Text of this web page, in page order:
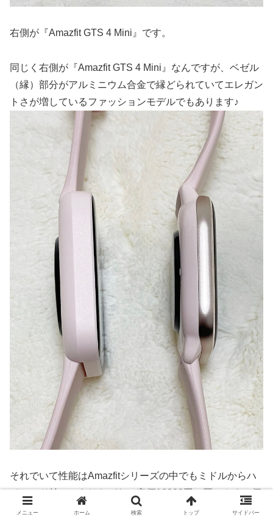
右側が『Amazfit GTS 4 Mini』です。
同じく右側が『Amazfit GTS 4 Mini』なんですが、ベゼル
（縁）部分がアルミニウム合金で縁どられていてエレガン
トさが増しているファッションモデルでもあります♪
それでいて性能はAmazfitシリーズの中でもミドルからハ
イエンド並みでありながら、定価16800円と買いやすい価
格帯になっているのも特徴。
メニュー ホーム 検索 トップ サイドバー